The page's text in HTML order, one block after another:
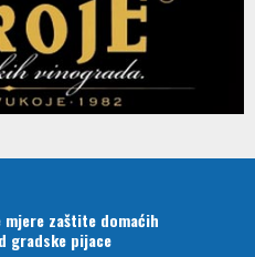
mjere zaštite domaćih
gradske pijace